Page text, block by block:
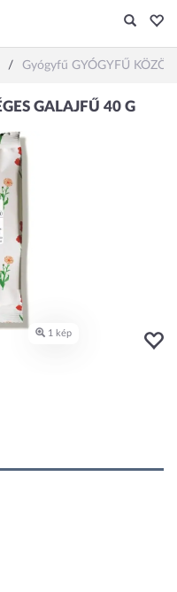
Gyógyfű GYÓGYFŰ